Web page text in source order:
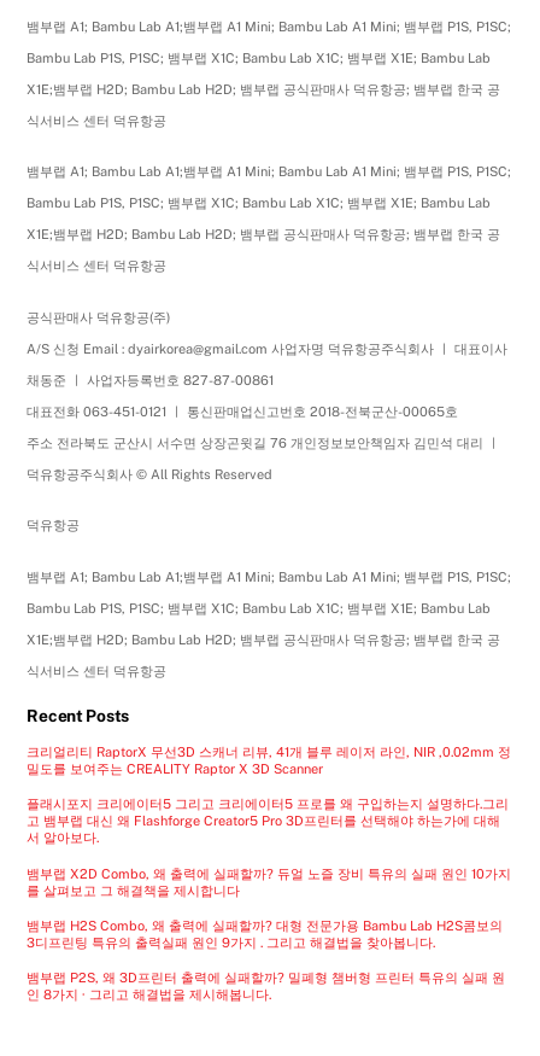
뱀부랩 A1; Bambu Lab A1;뱀부랩 A1 Mini; Bambu Lab A1 Mini; 뱀부랩 P1S, P1SC;
Bambu Lab P1S, P1SC; 뱀부랩 X1C; Bambu Lab X1C; 뱀부랩 X1E; Bambu Lab
X1E;뱀부랩 H2D; Bambu Lab H2D; 뱀부랩 공식판매사 덕유항공; 뱀부랩 한국 공
식서비스 센터 덕유항공
뱀부랩 A1; Bambu Lab A1;뱀부랩 A1 Mini; Bambu Lab A1 Mini; 뱀부랩 P1S, P1SC;
Bambu Lab P1S, P1SC; 뱀부랩 X1C; Bambu Lab X1C; 뱀부랩 X1E; Bambu Lab
X1E;뱀부랩 H2D; Bambu Lab H2D; 뱀부랩 공식판매사 덕유항공; 뱀부랩 한국 공
식서비스 센터 덕유항공
공식판매사 덕유항공(주)
A/S 신청 Email : dyairkorea@gmail.com 사업자명 덕유항공주식회사 ㅣ 대표이사
채동준 ㅣ 사업자등록번호 827-87-00861
대표전화 063-451-0121 ㅣ 통신판매업신고번호 2018-전북군산-00065호
주소 전라북도 군산시 서수면 상장곤윗길 76 개인정보보안책임자 김민석 대리 ㅣ
덕유항공주식회사 © All Rights Reserved
덕유항공
뱀부랩 A1; Bambu Lab A1;뱀부랩 A1 Mini; Bambu Lab A1 Mini; 뱀부랩 P1S, P1SC;
Bambu Lab P1S, P1SC; 뱀부랩 X1C; Bambu Lab X1C; 뱀부랩 X1E; Bambu Lab
X1E;뱀부랩 H2D; Bambu Lab H2D; 뱀부랩 공식판매사 덕유항공; 뱀부랩 한국 공
식서비스 센터 덕유항공
Recent Posts
크리얼리티 RaptorX 무선3D 스캐너 리뷰, 41개 블루 레이저 라인, NIR ,0.02mm 정
밀도를 보여주는 CREALITY Raptor X 3D Scanner
플래시포지 크리에이터5 그리고 크리에이터5 프로를 왜 구입하는지 설명하다.그리
고 뱀부랩 대신 왜 Flashforge Creator5 Pro 3D프린터를 선택해야 하는가에 대해
서 알아보다.
뱀부랩 X2D Combo, 왜 출력에 실패할까? 듀얼 노즐 장비 특유의 실패 원인 10가지
를 살펴보고 그 해결책을 제시합니다
뱀부랩 H2S Combo, 왜 출력에 실패할까? 대형 전문가용 Bambu Lab H2S콤보의
3디프린팅 특유의 출력실패 원인 9가지 . 그리고 해결법을 찾아봅니다.
뱀부랩 P2S, 왜 3D프린터 출력에 실패할까? 밀폐형 챔버형 프린터 특유의 실패 원
인 8가지 · 그리고 해결법을 제시해봅니다.